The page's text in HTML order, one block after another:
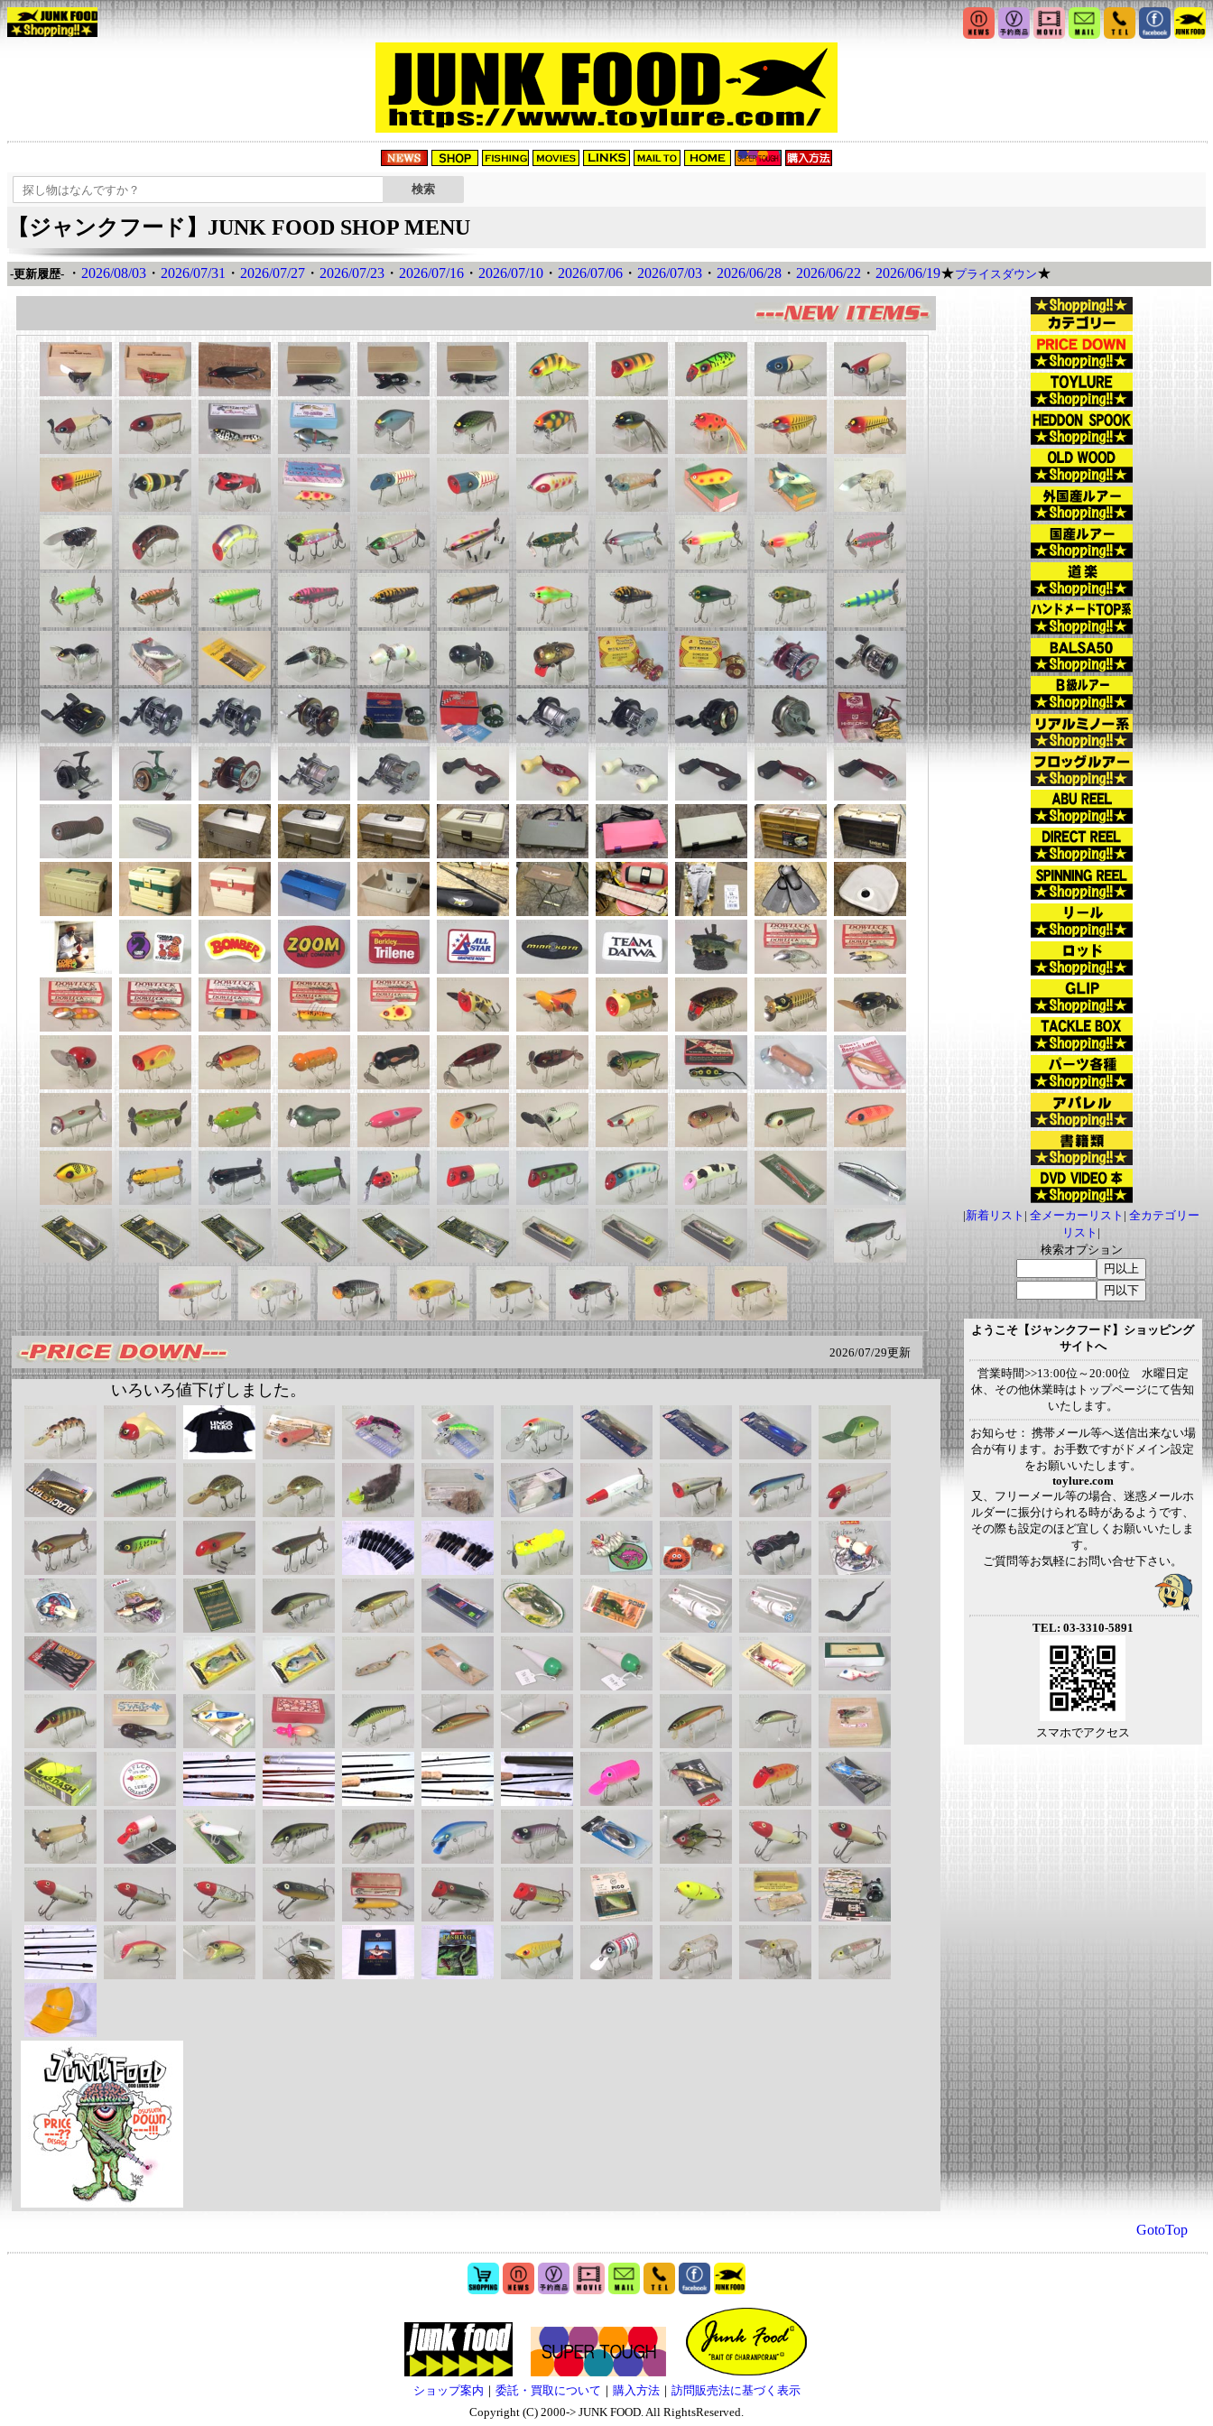
【ジャンクフード】JUNK FOOD SHOP MENU
-更新履歴- ・ 2026/08/03 ・ 2026/07/31 ・ 2026/07/27 ・ 2026/07/23 ・ 2026/07/16 ・ 2026/07/10 ・ 2026/07/06 ・ 2026/07/03 ・ 2026/06/28 ・ 2026/06/22 ・ 2026/06/19★プライスダウン★
2026/07/29更新
いろいろ値下げしました。
|新着リスト |全メーカーリスト |全カテゴリー
リスト |
検索オプション
ようこそ【ジャンクフード】ショッピング
サイトへ
営業時間>>13:00位～20:00位 水曜日定
休、その他休業時はトップページにて告知
いたします。
お知らせ： 携帯メール等へ送信出来ない場
合が有ります。お手数ですがドメイン設定
をお願いいたします。
toylure.com
又、フリーメール等の場合、迷惑メールホ
ルダーに振分けられる時があるようです、
その際も設定のほど宜しくお願いいたしま
す。
ご質問等お気軽にお問い合せ下さい。
TEL: 03-3310-5891
スマホでアクセス
GotoTop
ショップ案内 ｜ 委託・買取について ｜ 購入方法｜ 訪問販売法に基づく表示
Copyright (C) 2000-> JUNK FOOD. All RightsReserved.